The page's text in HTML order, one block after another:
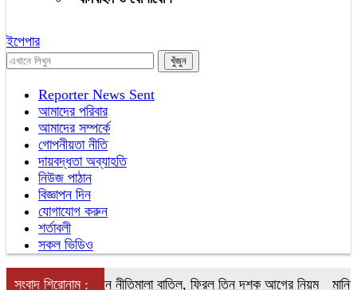
ইপেপার
Reporter News Sent
আমাদের পরিবার
আমাদের সম্পর্কে
গোপনীয়তা নীতি
দায়বদ্ধতা অব্যাহতি
নিউজ পাঠান
বিজ্ঞাপন দিন
যোগাযোগ করুন
শর্তাবলী
সকল ভিডিও
সংবাদ শিরোনাম :
ওষুধের নতুন নীতিমালা বাতিল, ফিরল তিন দশক আগের নিয়ম